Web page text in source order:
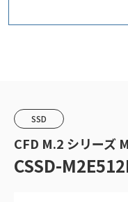
SSD
CFD M.2 シリーズ
CSSD-